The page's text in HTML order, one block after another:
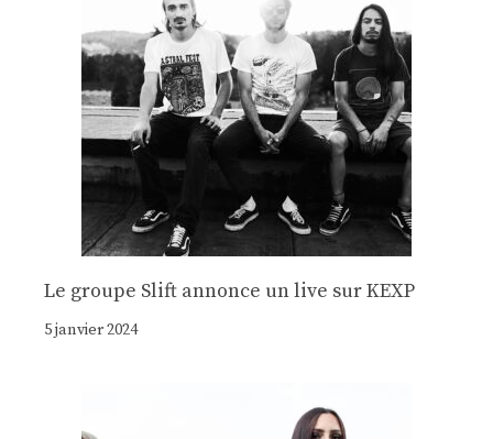
Le groupe Slift annonce un live sur KEXP
5 janvier 2024